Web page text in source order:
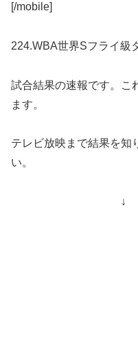
[/mobile]
224.WBA世界Sフライ
試合結果の速報です。こ
ます。
テレビ放映まで結果を知
い。
↓